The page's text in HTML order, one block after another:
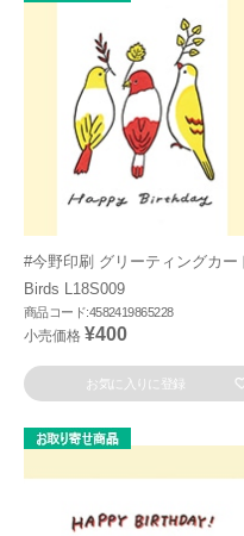
#今野印刷 グリーティングカー
Birds L18S009
商品コード:4582419865228
小売価格 ¥400
お気に入りに登録